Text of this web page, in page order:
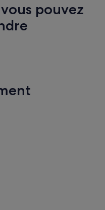
pouvez